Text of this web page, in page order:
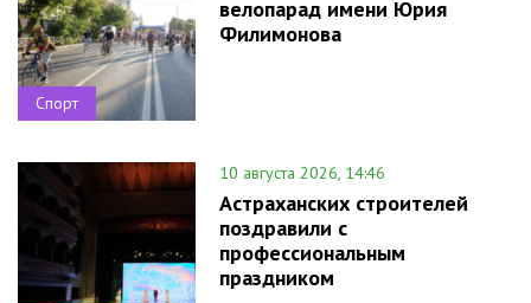
Спорт
велопарад имени Юрия
Филимонова
10 августа 2026, 14:46
Астраханских строителей
поздравили с
профессиональным
праздником